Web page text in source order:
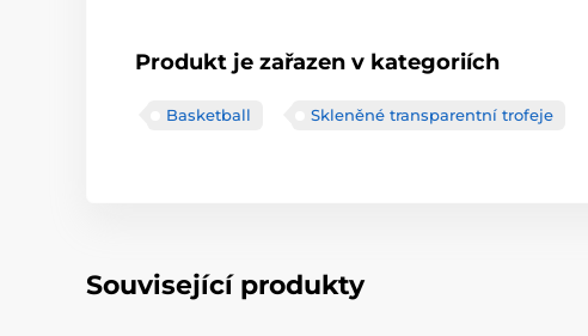
Produkt je zařazen v kategoriích
Basketball Skleněné transparentní trofeje
Související produkty